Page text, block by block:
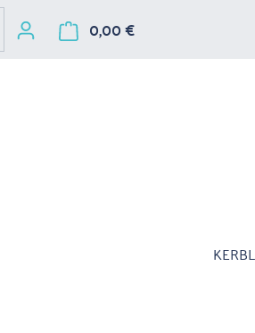
0,00 €Warenkorb
KERBL